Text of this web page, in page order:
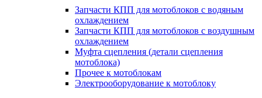
Запчасти КПП для мотоблоков с водяным
охлаждением
Запчасти КПП для мотоблоков с воздушным
охлаждением
Муфта сцепления (детали сцепления
мотоблока)
Прочее к мотоблокам
Электрооборудование к мотоблоку